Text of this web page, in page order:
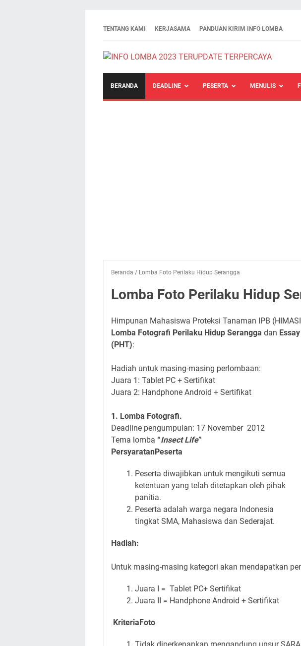
TENTANG KAMI KERJASAMA PANDUAN KIRIM INFO LOMBA
BERANDA DEADLINE PESERTA MENULIS
Beranda / Lomba Foto Perilaku Hidup Serangga
Lomba Foto Perilaku Hidup
Himpunan Mahasiswa Proteksi Tanaman IPB
Lomba Fotografi Perilaku Hidup Serangga dan
(PHT):
Hadiah untuk masing-masing perlombaan:
Juara 1: Tablet PC + Sertifikat
Juara 2: Handphone Android + Sertifikat
1. Lomba Fotografi.
Deadline pengumpulan: 17 November 2012
Tema lomba “Insect Life”
PersyaratanPeserta
Peserta diwajibkan untuk mengikuti semua
ketentuan yang telah ditetapkan oleh pihak
panitia.
Peserta adalah warga negara Indonesia
tingkat SMA, Mahasiswa dan Sederajat.
Hadiah:
Untuk masing-masing kategori akan mendapatkan
Juara I = Tablet PC+ Sertifikat
Juara II = Handphone Android + Sertifikat
KriteriaFoto